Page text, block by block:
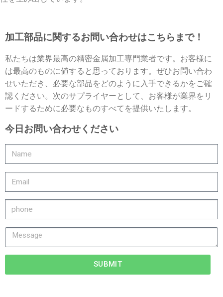
加工部品に関するお問い合わせはこちらまで！
私たちは業界最高の精密金属加工専門業者です。お客様に
は最高のものに値すると思っております。ぜひお問い合わ
せいただき、必要な部品をどのように入手できるかをご確
認ください。次のサプライヤーとして、お客様が業界をリ
ードするために必要なものすべてを提供いたします。
今日お問い合わせください
SUBMIT